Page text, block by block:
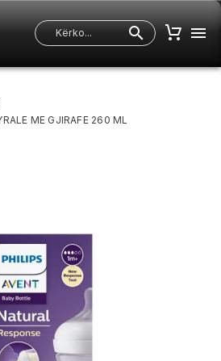
ME GJIRAFE 260 ML